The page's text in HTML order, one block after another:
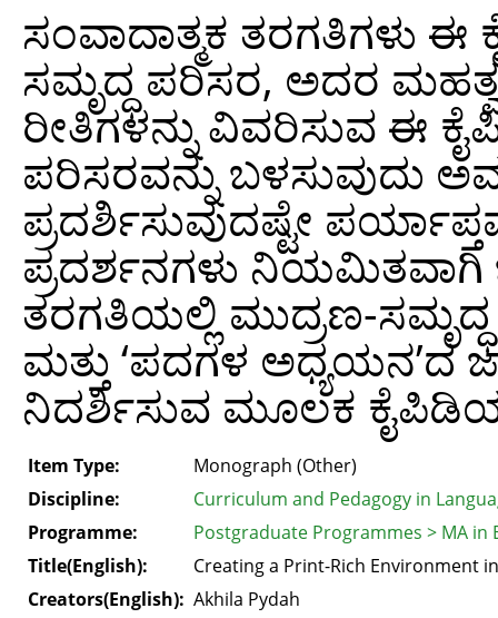
ಸಂವಾದಾತ್ಮಕ ತರಗತಿಗಳು
ಸಮೃದ್ಧ ಪರಿಸರ, ಅದರ
ರೀತಿಗಳನ್ನು ವಿವರಿಸುವ
ಪರಿಸರವನ್ನು ಬಳಸುವುದು
ಪ್ರದರ್ಶಿಸುವುದಷ್ಟೇ
ಪ್ರದರ್ಶನಗಳು ನಿಯಮಿತವಾಗಿ
ತರಗತಿಯಲ್ಲಿ ಮುದ್ರಣ-ಸಮೃದ್ಧ
ಮತ್ತು ‘ಪದಗಳ ಅಧ್ಯಯನ’ದ
ನಿದರ್ಶಿಸುವ ಮೂಲಕ
Item Type:
Monograph (Other)
Discipline:
Curriculum and Pedagogy in
Programme:
Postgraduate Programmes > MA in
Title(English):
Creating a Print-Rich Environment
Creators(English): Akhila Pydah